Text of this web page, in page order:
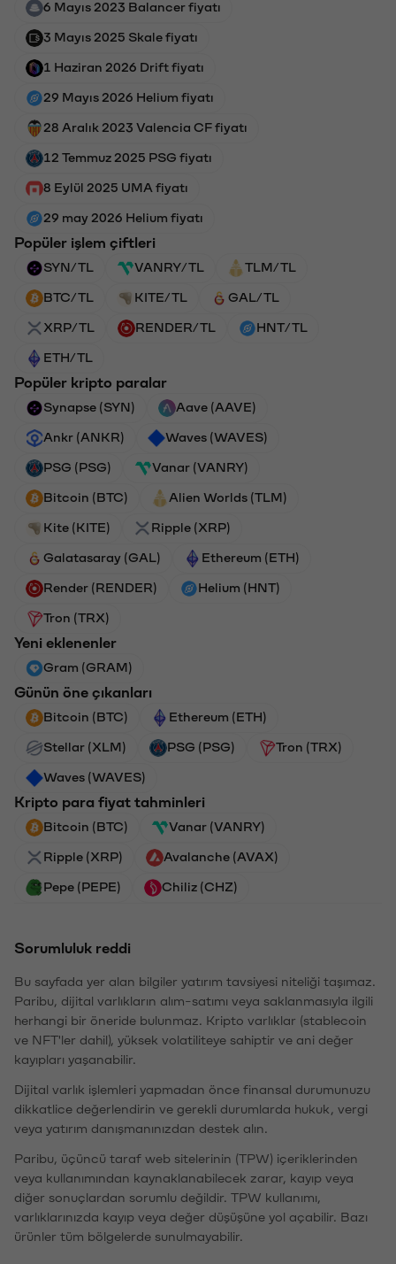
6 Mayıs 2023 Balancer fiyatı
3 Mayıs 2025 Skale fiyatı
1 Haziran 2026 Drift fiyatı
29 Mayıs 2026 Helium fiyatı
28 Aralık 2023 Valencia CF fiyatı
12 Temmuz 2025 PSG fiyatı
8 Eylül 2025 UMA fiyatı
29 may 2026 Helium fiyatı
Popüler işlem çiftleri
SYN/TL VANRY/TL TLM/TL
BTC/TL KITE/TL GAL/TL
XRP/TL RENDER/TL HNT/TL
ETH/TL
Popüler kripto paralar
Synapse (SYN) Aave (AAVE)
Ankr (ANKR) Waves (WAVES)
PSG (PSG) Vanar (VANRY)
Bitcoin (BTC) Alien Worlds (TLM)
Kite (KITE) Ripple (XRP)
Galatasaray (GAL) Ethereum (ETH)
Render (RENDER) Helium (HNT)
Tron (TRX)
Yeni eklenenler
Gram (GRAM)
Günün öne çıkanları
Bitcoin (BTC) Ethereum (ETH)
Stellar (XLM) PSG (PSG) Tron (TRX)
Waves (WAVES)
Kripto para fiyat tahminleri
Bitcoin (BTC) Vanar (VANRY)
Ripple (XRP) Avalanche (AVAX)
Pepe (PEPE) Chiliz (CHZ)
Sorumluluk reddi
Bu sayfada yer alan bilgiler yatırım tavsiyesi niteliği taşımaz.
Paribu, dijital varlıkların alım-satımı veya saklanmasıyla ilgili
herhangi bir öneride bulunmaz. Kripto varlıklar (stablecoin
ve NFT'ler dahil), yüksek volatiliteye sahiptir ve ani değer
kayıpları yaşanabilir.
Dijital varlık işlemleri yapmadan önce finansal durumunuzu
dikkatlice değerlendirin ve gerekli durumlarda hukuk, vergi
veya yatırım danışmanınızdan destek alın.
Paribu, üçüncü taraf web sitelerinin (TPW) içeriklerinden
veya kullanımından kaynaklanabilecek zarar, kayıp veya
diğer sonuçlardan sorumlu değildir. TPW kullanımı,
varlıklarınızda kayıp veya değer düşüşüne yol açabilir. Bazı
ürünler tüm bölgelerde sunulmayabilir.